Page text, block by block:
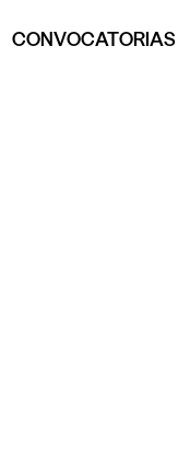
CONVOCATORIAS